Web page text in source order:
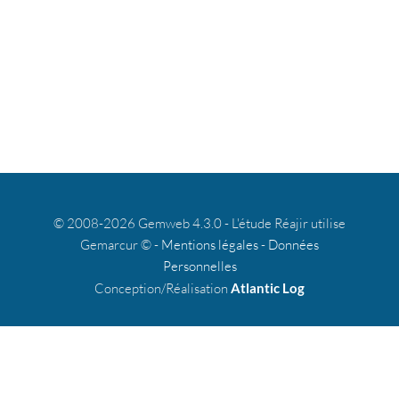
© 2008-2026 Gemweb 4.3.0 - L'étude Réajir utilise
Gemarcur © - Mentions légales- Données
Personnelles
Conception/Réalisation Atlantic Log